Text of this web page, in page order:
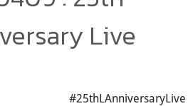
Live
#25thLAnniversaryLive